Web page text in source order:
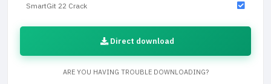
SmartGit 22 Crack
Direct download
ARE YOU HAVING TROUBLE DOWNLOADING?